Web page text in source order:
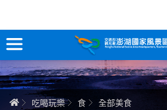
跳
到
主
要
內
容
訊息專區
關於澎湖
全部美食
首頁吃喝玩樂 食 全部美食